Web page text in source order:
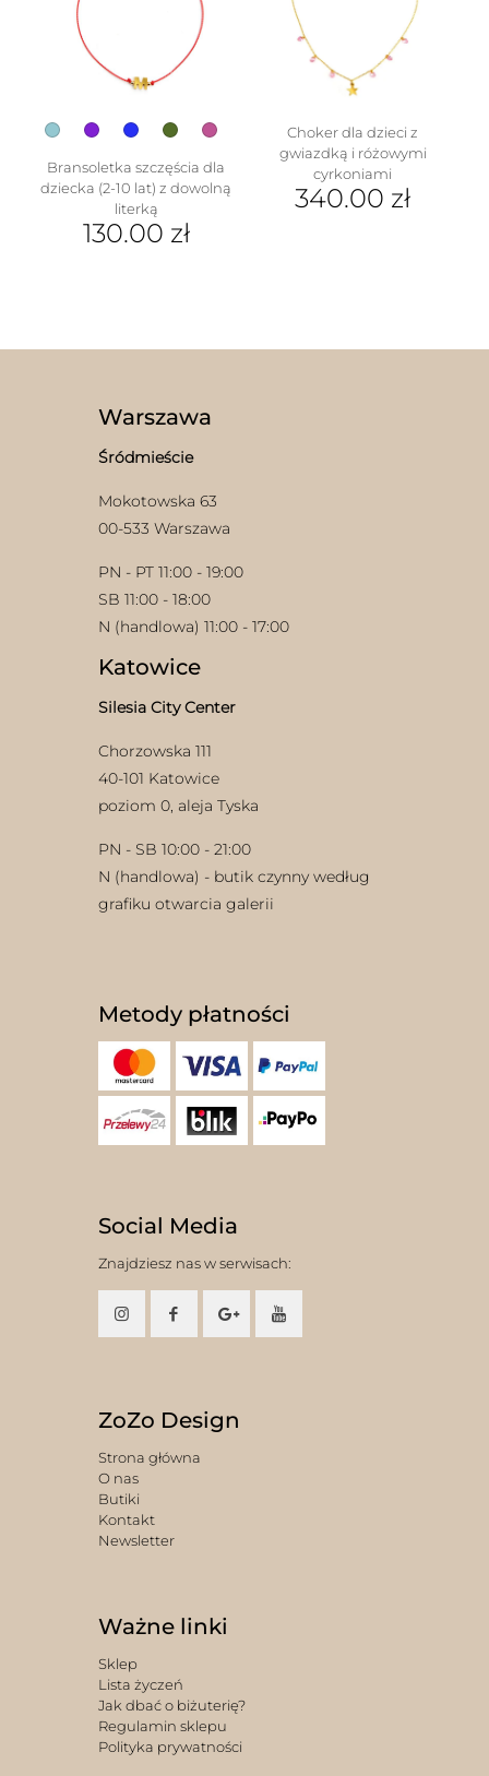
stronie
produktu
Bransoletka szczęścia dla
dziecka (2-10 lat) z dowolną
literką
130.00 zł
na
produktu
Choker dla dzieci z
gwiazdką i różowymi
cyrkoniami
340.00 zł
Warszawa
Śródmieście
Mokotowska 63
00-533 Warszawa
PN - PT 11:00 - 19:00
SB 11:00 - 18:00
N (handlowa) 11:00 - 17:00
Katowice
Silesia City Center
Chorzowska 111
40-101 Katowice
poziom 0, aleja Tyska
PN - SB 10:00 - 21:00
N (handlowa) - butik czynny według
grafiku otwarcia galerii
Metody płatności
Social Media
Znajdziesz nas w serwisach:
ZoZo Design
Strona główna
O nas
Butiki
Kontakt
Newsletter
Ważne linki
Sklep
Lista życzeń
Jak dbać o biżuterię?
Regulamin sklepu
Polityka prywatności